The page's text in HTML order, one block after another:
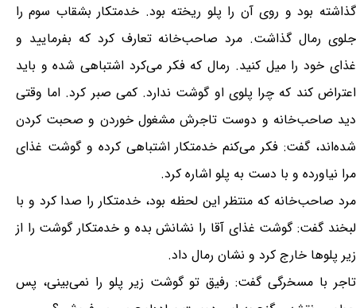
گذاشته بود و روی آن را پلو ریخته بود. خدمتکار بشقاب سوم را
جلوی رمال گذاشت. مرد صاحب‌خانه تعارف کرد که بفرمایید و
غذای خود را میل کنید. رمال که فکر می‌کرد اشتباهی شده و باید
اعتراض کند که چرا پلوی او گوشت ندارد. کمی صبر کرد. اما وقتی
دید صاحب‌خانه و دوست تاجرش مشغول خوردن و صحبت کردن
شده‌اند، گفت: فکر می‌کنم خدمتکار اشتباهی کرده و گوشت غذای
مرا نیاورده و با دست به پلو اشاره کرد.
مرد صاحب‌خانه که منتظر این لحظه بود، خدمتکار را صدا کرد و با
لبخند گفت: گوشت غذای آقا را نشانش بده و خدمتکار گوشت را از
زیر پلوها خارج کرد و نشان رمال داد.
تاجر با مسخرگی گفت: رفیق تو گوشت زیر پلو را نمی‌بینی، پس